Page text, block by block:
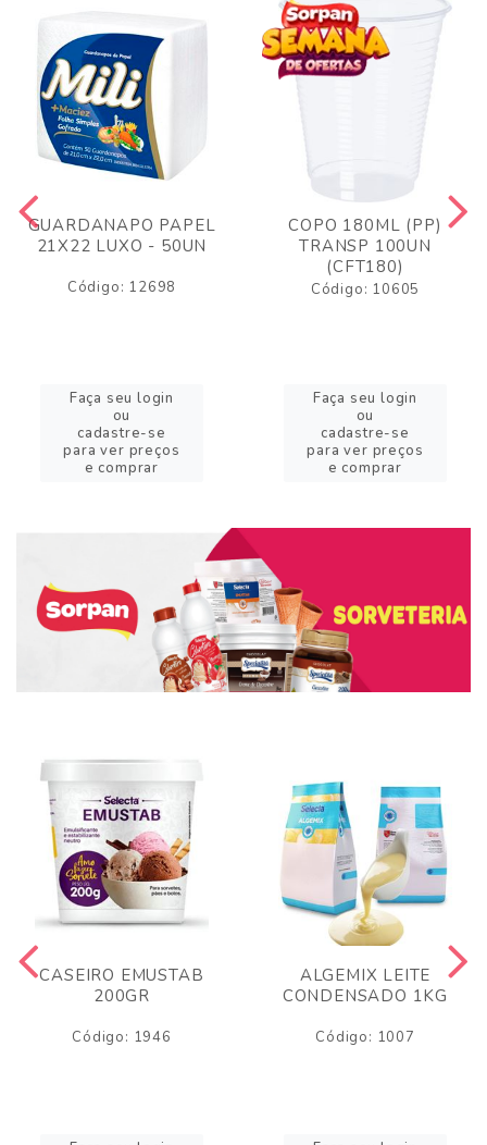
GUARDANAPO PAPEL
21X22 LUXO - 50UN
Código: 12698
Faça seu login
ou
cadastre-se
para ver preços
e comprar
COPO 180ML (PP)
TRANSP 100UN
(CFT180)
Código: 10605
Faça seu login
ou
cadastre-se
para ver preços
e comprar
CASEIRO EMUSTAB
200GR
Código: 1946
ALGEMIX LEITE
CONDENSADO 1KG
Código: 1007